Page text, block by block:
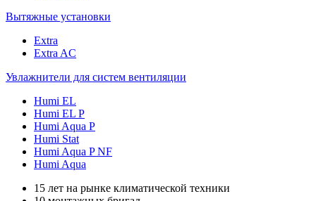
Вытяжные установки
Extra
Extra AC
Увлажнители для систем вентиляции
Humi EL
Humi EL P
Humi Aqua P
Humi Stat
Humi Aqua P NF
Humi Aqua
15 лет на рынке климатической техники